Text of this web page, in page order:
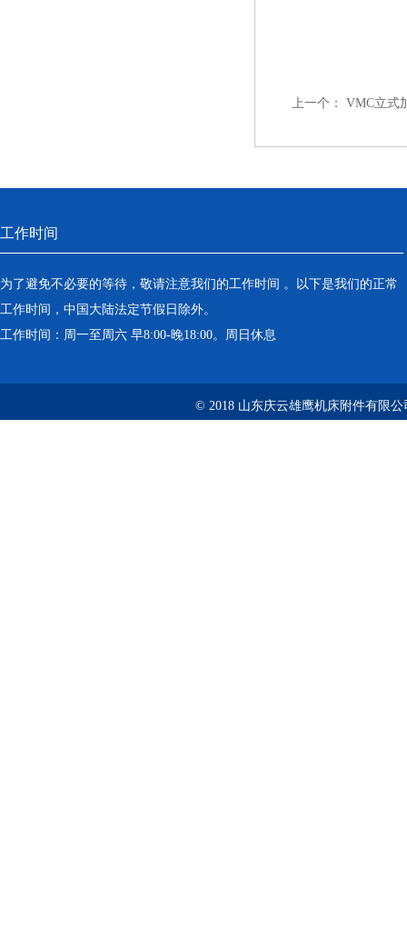
上一个： VMC立式
工作时间
为了避免不必要的等待，敬请注意我们的工作时间 。以下是我们的正常
工作时间，中国大陆法定节假日除外。
工作时间：周一至周六 早8:00-晚18:00。周日休息
© 2018 山东庆云雄鹰机床附件有限